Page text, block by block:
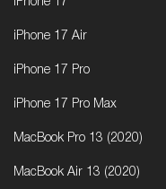
iPhone 17
iPhone 17 Air
iPhone 17 Pro
iPhone 17 Pro Max
MacBook Pro 13 (2020)
MacBook Air 13 (2020)